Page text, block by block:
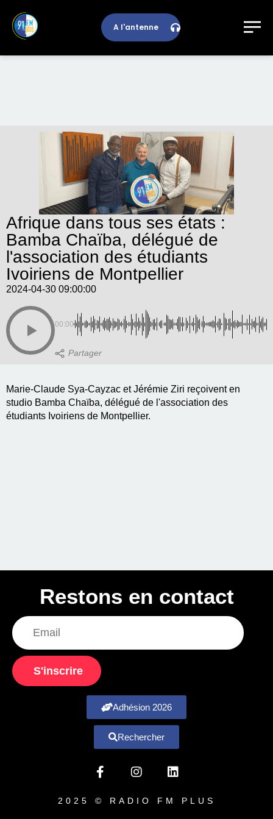
A l'antenne
Afrique dans tous ses états :
Bamba Chaïba, délégué de
l'association des étudiants
Ivoiriens de Montpellier
2024-04-30 09:00:00
00:00
Marie-Claude Sya-Cayzac et Jérémie Ziri reçoivent en
studio Bamba Chaïba, délégué de l'association des
étudiants Ivoiriens de Montpellier.
Restons en contact
S'inscrire
Adhésion 2026
Rechercher
2025 © RADIO FM PLUS